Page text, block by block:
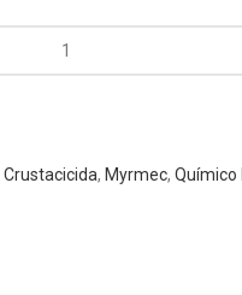
Crustacicida, Myrmec, Químico